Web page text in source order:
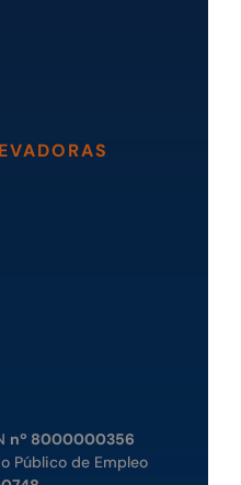
nº 8000000356
Público de Empleo